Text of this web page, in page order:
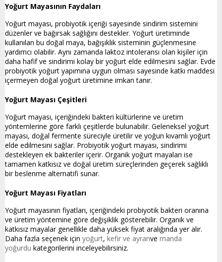
Yoğurt Mayasının Faydaları
Yoğurt mayası, probiyotik içeriği sayesinde sindirim sistemini
düzenler ve bağırsak sağlığını destekler. Yoğurt üretiminde
kullanılan bu doğal maya, bağışıklık sisteminin güçlenmesine
yardımcı olabilir. Aynı zamanda laktoz intoleransı olan kişiler için
daha hafif ve sindirimi kolay bir yoğurt elde edilmesini sağlar. Evde
probiyotik yoğurt yapımına uygun olması sayesinde katkı maddesi
içermeyen doğal yoğurt üretimine imkan tanır.
Yoğurt Mayası Çeşitleri
Yoğurt mayası, içeriğindeki bakteri kültürlerine ve üretim
yöntemlerine göre farklı çeşitlerde bulunabilir. Geleneksel yoğurt
mayası, doğal fermente süreciyle üretilir ve yoğun kıvamlı yoğurt
elde edilmesini sağlar. Probiyotik yoğurt mayası, sindirimi
destekleyen ek bakteriler içerir. Organik yoğurt mayaları ise
tamamen katkısız ve doğal üretim süreçlerinden geçerek sağlıklı
bir beslenme alternatifi sunar.
Yoğurt Mayası Fiyatları
Yoğurt mayasının fiyatları, içeriğindeki probiyotik bakteri oranına
ve üretim yöntemine göre değişiklik gösterebilir. Organik ve
katkısız mayalar genellikle daha yüksek fiyat aralığında yer alır.
Daha fazla seçenek için yoğurt, kefir ve ayranve manda
yoğurdu kategorilerini inceleyebilirsiniz.